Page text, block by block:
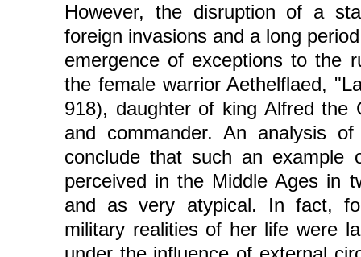
However, the disruption of a
foreign invasions and a long
emergence of exceptions to the
the female warrior Aethelflaed,
918), daughter of king Alfred the
and commander. An analysis
conclude that such an example
perceived in the Middle Ages in
and as very atypical. In fact,
military realities of her life were